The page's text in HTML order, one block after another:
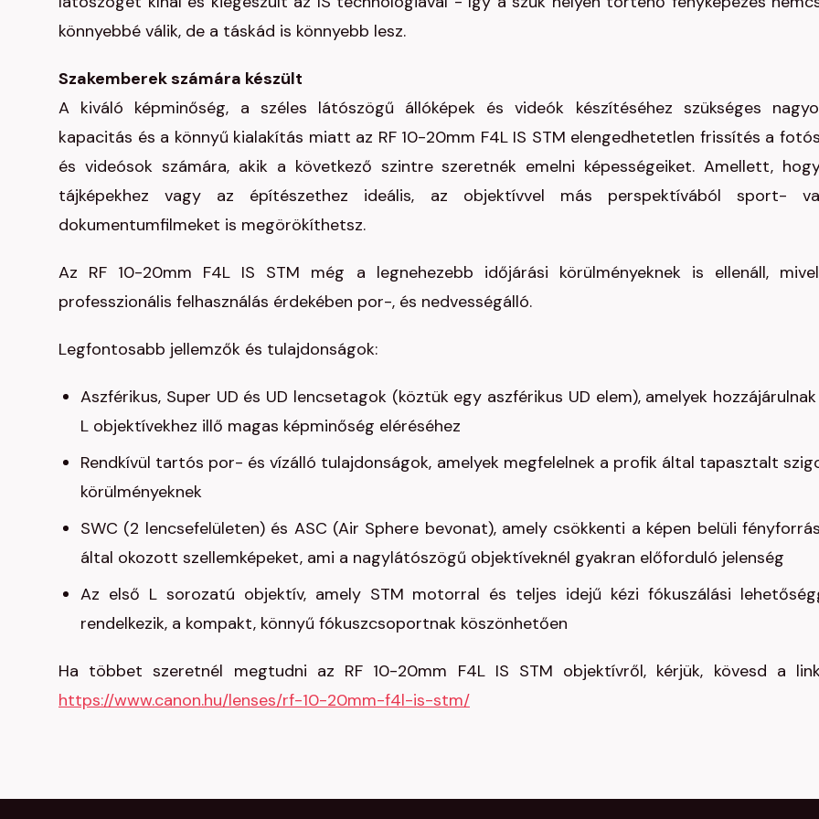
könnyebbé válik, de a táskád is könnyebb lesz.
Szakemberek számára készült
A kiváló képminőség, a széles látószögű állóképek és videók készítéséhez szükséges
kapacitás és a könnyű kialakítás miatt az RF 10-20mm F4L IS STM elengedhetetlen frissítés a
és videósok számára, akik a következő szintre szeretnék emelni képességeiket. Amellett,
tájképekhez vagy az építészethez ideális, az objektívvel más perspektívából sport-
dokumentumfilmeket is megörökíthetsz.
Az RF 10-20mm F4L IS STM még a legnehezebb időjárási körülményeknek is ellenáll,
professzionális felhasználás érdekében por-, és nedvességálló.
Legfontosabb jellemzők és tulajdonságok:
Aszférikus, Super UD és UD lencsetagok (köztük egy aszférikus UD elem), amelyek
L objektívekhez illő magas képminőség eléréséhez
Rendkívül tartós por- és vízálló tulajdonságok, amelyek megfelelnek a profik által tapasztalt
körülményeknek
SWC (2 lencsefelületen) és ASC (Air Sphere bevonat), amely csökkenti a képen belüli
által okozott szellemképeket, ami a nagylátószögű objektíveknél gyakran előforduló jelenség
Az első L sorozatú objektív, amely STM motorral és teljes idejű kézi fókuszálási
rendelkezik, a kompakt, könnyű fókuszcsoportnak köszönhetően
Ha többet szeretnél megtudni az RF 10-20mm F4L IS STM objektívről, kérjük, kövesd a
https://www.canon.hu/lenses/rf-10-20mm-f4l-is-stm/